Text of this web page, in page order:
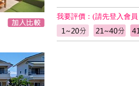
我要評價：(請先登入會